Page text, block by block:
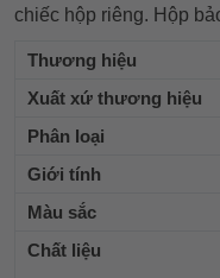
chiếc hộp riêng. Hộp
Thương hiệu
Xuất xứ thương hiệu
Phân loại
Giới tính
Màu sắc
Chất liệu